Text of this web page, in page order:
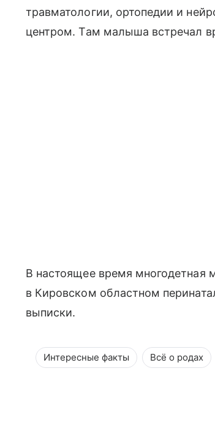
травматологии, ортопедии и
центром. Там малыша встречал
В настоящее время многодетная
в Кировском областном
выписки.
Интересные факты Всё о родах